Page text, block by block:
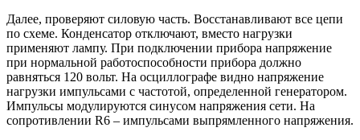
Далее, проверяют силовую часть. Восстанавливают все цепи
по схеме. Конденсатор отключают, вместо нагрузки
применяют лампу. При подключении прибора напряжение
при нормальной работоспособности прибора должно
равняться 120 вольт. На осциллографе видно напряжение
нагрузки импульсами с частотой, определенной генератором.
Импульсы модулируются синусом напряжения сети. На
сопротивлении R6 – импульсами выпрямленного напряжения.